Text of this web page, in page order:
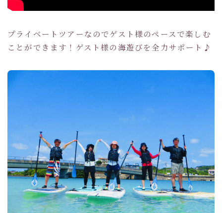
プライベートツアーなのでゲスト様のペースで楽しむ
ことができます！ゲスト様の海遊びを全力サポート♪